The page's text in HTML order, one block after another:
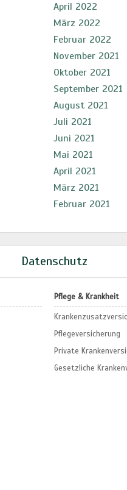
April 2022
März 2022
Februar 2022
November 2021
Oktober 2021
September 2021
August 2021
Juli 2021
Juni 2021
Mai 2021
April 2021
März 2021
Februar 2021
Datenschutz
Pflege & Krankheit
Pflegeversicherung
Private
Gesetzliche